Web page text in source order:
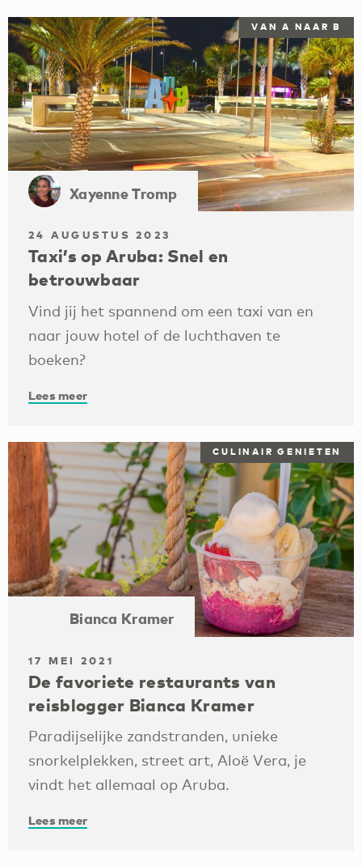
VAN A NAAR B
Xayenne Tromp
24 AUGUSTUS 2023
Taxi’s op Aruba: Snel en
betrouwbaar
Vind jij het spannend om een taxi van en
naar jouw hotel of de luchthaven te
boeken?
Lees meer
CULINAIR GENIETEN
Bianca Kramer
17 MEI 2021
De favoriete restaurants van
reisblogger Bianca Kramer
Paradijselijke zandstranden, unieke
snorkelplekken, street art, Aloë Vera, je
vindt het allemaal op Aruba.
Lees meer